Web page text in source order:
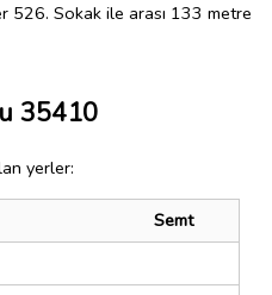
526. Sokak ile arası 133 metre
35410
yerler:
Semt